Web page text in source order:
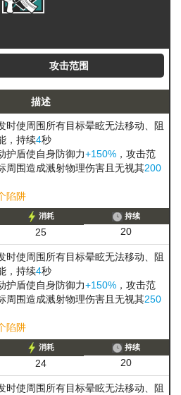
攻击范围
描述
时使周围所有目标晕眩无法移动、阻
，持续4秒
护盾使自身防御力+150% ，攻击范
周围造成溅射物理伤害且无视其200
陷阱
消耗
25
持续
20
时使周围所有目标晕眩无法移动、阻
，持续4秒
护盾使自身防御力+150% ，攻击范
周围造成溅射物理伤害且无视其250
陷阱
消耗
24
持续
20
时使周围所有目标晕眩无法移动、阻